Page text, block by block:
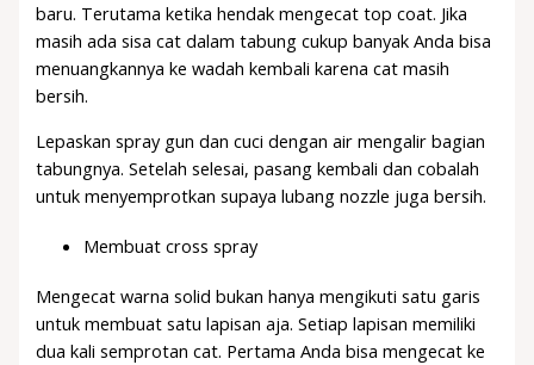
baru. Terutama ketika hendak mengecat top coat. Jika
masih ada sisa cat dalam tabung cukup banyak Anda bisa
menuangkannya ke wadah kembali karena cat masih
bersih.
Lepaskan spray gun dan cuci dengan air mengalir bagian
tabungnya. Setelah selesai, pasang kembali dan cobalah
untuk menyemprotkan supaya lubang nozzle juga bersih.
Membuat cross spray
Mengecat warna solid bukan hanya mengikuti satu garis
untuk membuat satu lapisan aja. Setiap lapisan memiliki
dua kali semprotan cat. Pertama Anda bisa mengecat ke